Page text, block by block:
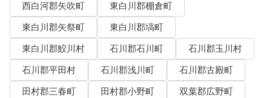
西白河郡矢吹町
東白川郡棚倉町
東白川郡矢祭町
東白川郡塙町
東白川郡鮫川村
石川郡石川町
石川郡玉川村
石川郡平田村
石川郡浅川町
石川郡古殿町
田村郡三春町
田村郡小野町
双葉郡広野町